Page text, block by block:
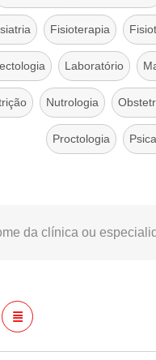
Fisioterapia
Laboratório
Nutrologia
Proctologia